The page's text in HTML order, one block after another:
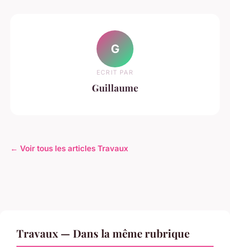
G
ECRIT PAR
Guillaume
← Voir tous les articles Travaux
Travaux — Dans la même rubrique